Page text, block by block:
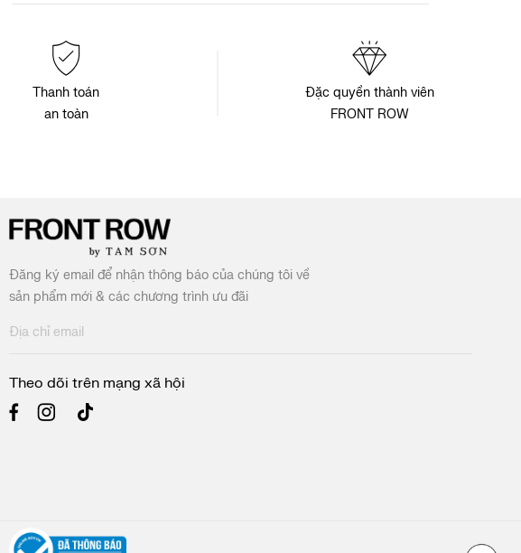
Thanh toán
an toàn
Đặc quyền thành viên
FRONT ROW
Đăng ký email để nhận thông báo của chúng tôi về
sản phẩm mới & các chương trình ưu đãi
Đ
g
k
ý
n
Theo dõi trên mạng xã hội